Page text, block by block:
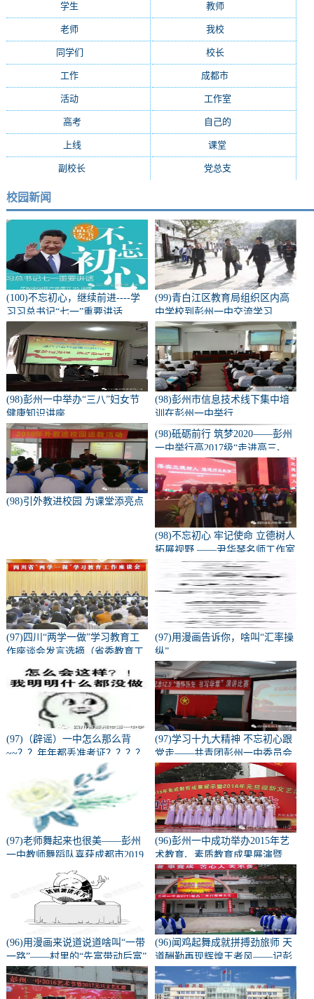
学生 教师(16)
老师 我校(15)
同学们 校长(13)
工作 成都市
活动 工作室
高考(9) 自己的
上线(7) 课堂
副校长 党总支
校园新闻
(100)不忘初心，继续前进----学
习习总书记“七一”重要讲话
(99)青白江区教育局组织区内高
中学校到彭州一中交流学习
(98)彭州一中举办“三八”妇女节
健康知识讲座
(98)彭州市信息技术线下集中培
训在彭州一中举行
(98)引外教进校园 为课堂添亮点
(98)砥砺前行 筑梦2020——彭州
一中举行高2017级“走进高三、
亮剑零诊”誓师大会
(98)不忘初心 牢记使命 立德树人
拓展视野 ——尹华琴名师工作室
部分成员参加中国教育年会
(97)四川“两学一做”学习教育工
作座谈会发言选摘（省委教育工
(97)用漫画告诉你，啥叫“汇率操
纵”
(97)（辟谣）一中怎么那么背
~~？？年年都丢准考证？？？？
(97)学习十九大精神 不忘初心跟
党走——共青团彭州一中委员会
学习十九大精神宣讲会
(97)老师舞起来也很美——彭州
一中教师舞蹈队喜获成都市2019
校园啦啦操、健美操总决赛校园
组--教师组一等奖
(96)彭州一中成功举办2015年艺
术教育、素质教育成果展演暨
2016元旦迎新活动
(96)用漫画来说道说道啥叫“一带
一路”——村里的“先富带动后富”
(96)闻鸡起舞成就拼搏劲旅师 天
道酬勤再现辉煌王者风——记彭
州一中隆重召开高2015级高三百
日誓师动员大会